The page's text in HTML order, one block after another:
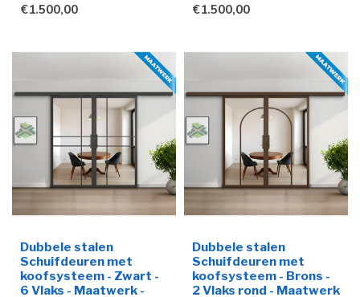
in ...
€1.500,00
kleuren en op maa...
€1.500,00
Dubbele stalen
Schuifdeuren met
koofsysteem - Zwart -
6 Vlaks - Maatwerk -
Dubbele stalen
Schuifdeuren met
koofsysteem - Brons -
2 Vlaks rond - Maatwerk